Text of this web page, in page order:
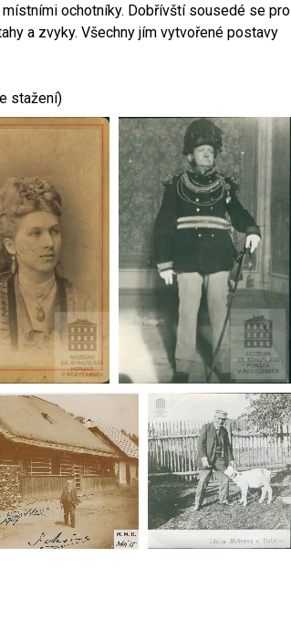
ochotníky. Dobřívští sousedé se pro
a zvyky. Všechny jím vytvořené postavy
stažení)